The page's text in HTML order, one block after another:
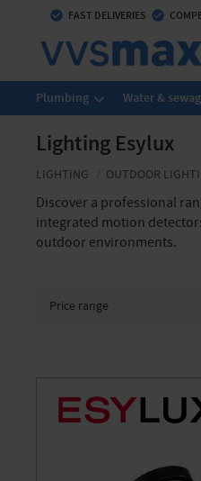
check_circle FAST DELIVERIES check_circle
Plumbing Water &
Lighting Esylux
LIGHTING OUTDOOR
Discover a professional
integrated motion
outdoor environments.
Price range